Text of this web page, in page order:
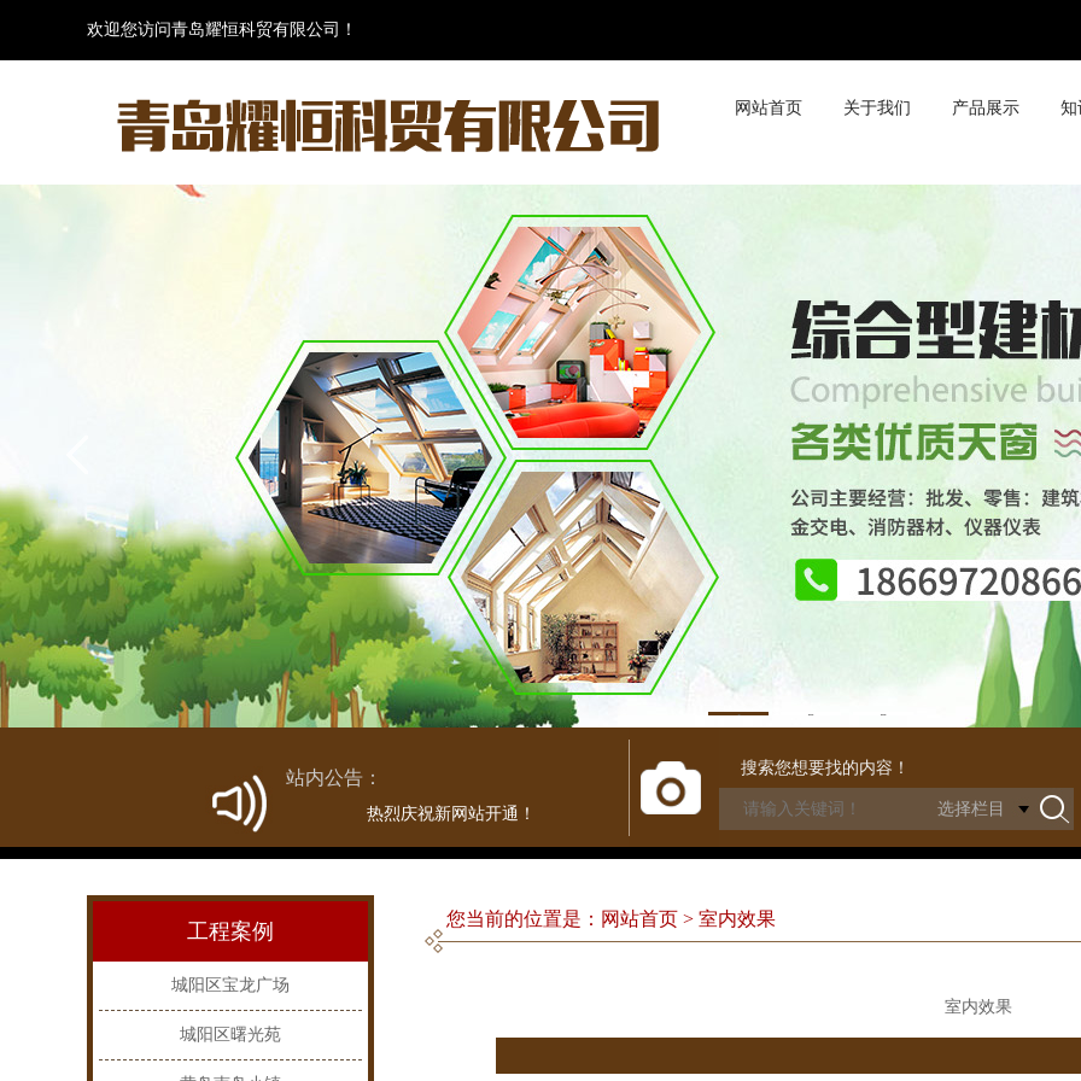
欢迎您访问青岛耀恒科贸有限公司！
网站首页 关于我们 产品展示 知
1 2 3
站内公告：
热烈庆祝新网站开通！
搜索您想要找的内容！
工程案例
城阳区宝龙广场
城阳区曙光苑
您当前的位置是：网站首页 > 室内效果
室内效果